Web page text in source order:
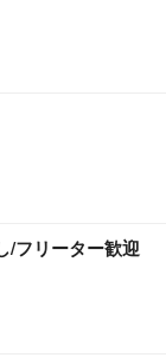
/フリーター歓迎